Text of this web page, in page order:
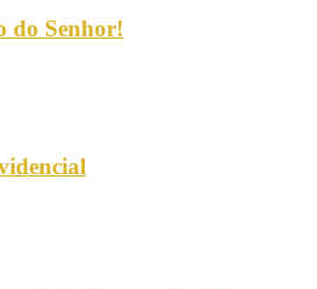
do Senhor!